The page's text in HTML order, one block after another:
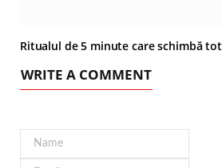
Ritualul de 5 minute care schimbă tot
WRITE A COMMENT